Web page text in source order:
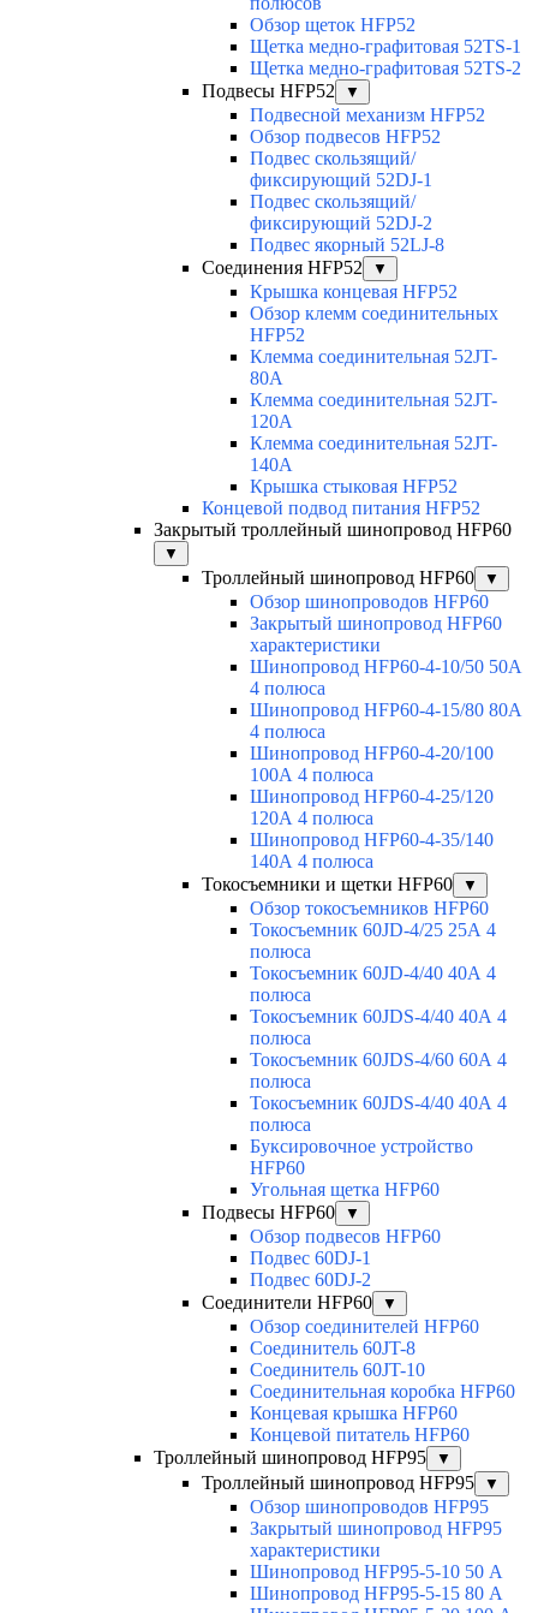
Обзор щеток HFP52
Щетка медно-графитовая 52TS-1
Щетка медно-графитовая 52TS-2
Подвесы HFP52
▼
Подвесной механизм HFP52
Обзор подвесов HFP52
Подвес скользящий/
фиксирующий 52DJ-1
Подвес скользящий/
фиксирующий 52DJ-2
Подвес якорный 52LJ-8
Соединения HFP52
▼
Крышка концевая HFP52
Обзор клемм соединительных
HFP52
Клемма соединительная 52JT-
80A
Клемма соединительная 52JT-
120A
Клемма соединительная 52JT-
140A
Крышка стыковая HFP52
Концевой подвод питания HFP52
Закрытый троллейный шинопровод HFP60
▼
Троллейный шинопровод HFP60 ▼
Обзор шинопроводов HFP60
Закрытый шинопровод HFP60
характеристики
Шинопровод HFP60-4-10/50 50А
4 полюса
Шинопровод HFP60-4-15/80 80А
4 полюса
Шинопровод HFP60-4-20/100
100А 4 полюса
Шинопровод HFP60-4-25/120
120А 4 полюса
Шинопровод HFP60-4-35/140
140А 4 полюса
Токосъемники и щетки HFP60
▼
Обзор токосъемников HFP60
Токосъемник 60JD-4/25 25А 4
полюса
Токосъемник 60JD-4/40 40А 4
полюса
Токосъемник 60JDS-4/40 40А 4
полюса
Токосъемник 60JDS-4/60 60А 4
полюса
Токосъемник 60JDS-4/40 40А 4
полюса
Буксировочное устройство
HFP60
Угольная щетка HFP60
Подвесы HFP60
▼
Обзор подвесов HFP60
Подвес 60DJ-1
Подвес 60DJ-2
Соединители HFP60
▼
Обзор соединителей HFP60
Соединитель 60JT-8
Соединитель 60JT-10
Соединительная коробка HFP60
Концевая крышка HFP60
Концевой питатель HFP60
Троллейный шинопровод HFP95
▼
Троллейный шинопровод HFP95 ▼
Обзор шинопроводов HFP95
Закрытый шинопровод HFP95
характеристики
Шинопровод HFP95-5-10 50 А
Шинопровод HFP95-5-15 80 А